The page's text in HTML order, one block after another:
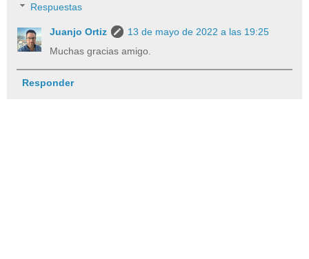
Respuestas
Juanjo Ortiz
13 de mayo de 2022 a las 19:25
Muchas gracias amigo.
Responder